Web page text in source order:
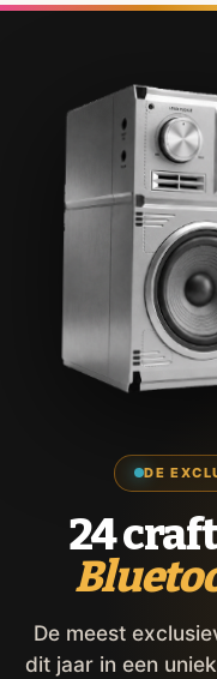
DE
24
De meest
dit jaar in een